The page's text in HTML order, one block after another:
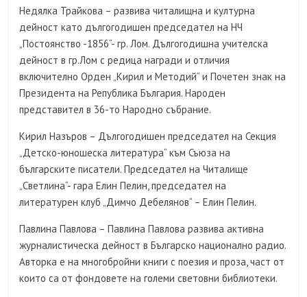
Недялка Трайкова – развива читалищна и културна
дейност като дългогодишен председател на НЧ
„Постоянство -1856“- гр. Лом. Дългогодишна учителска
дейност в гр.Лом с редица награди и отличия
включително Орден „Кирил и Методий“ и Почетен знак на
Президента на Република България. Народен
представител в 36-то Народно събрание.
Кирил Назъров – Дългогодишен председател на Секция
„Детско-юношеска литература“ към Съюза на
българските писатели. Председател на Читалище
„Светлина“- гара Елин Пелин, председател на
литературен клуб „Димчо Дебелянов“ – Елин Пелин.
Павлина Павлова – Павлина Павлова развива активна
журналистическа дейност в Българско национално радио.
Авторка е на многобройни книги с поезия и проза, част от
които са от фондовете на големи световни библиотеки.